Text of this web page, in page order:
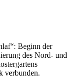
Beginn der
des Nord- und
verbunden.